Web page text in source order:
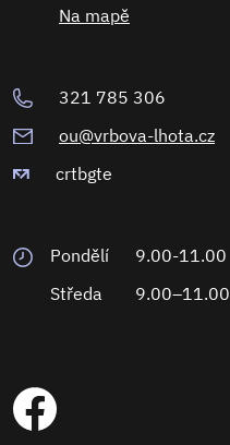
Na mapě
321 785 306
ou@vrbova-lhota.cz
crtbgte
Pondělí
9.00-11.00
Středa
9.00–11.00